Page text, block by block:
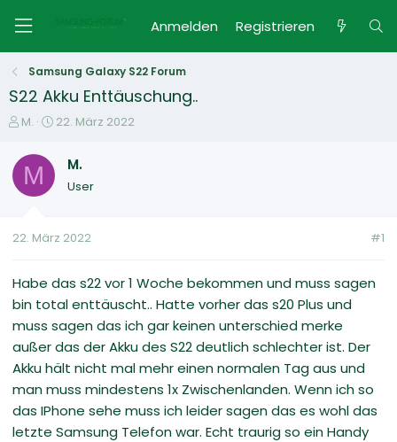
Anmelden Registrieren
Samsung Galaxy S22 Forum
S22 Akku Enttäuschung..
E
s
e
e
M.
E
t
m
22. März 2022
M M.
User
22. März 2022 #1
Habe das s22 vor 1 Woche bekommen und muss sagen
bin total enttäuscht.. Hatte vorher das s20 Plus und
muss sagen das ich gar keinen unterschied merke
außer das der Akku des S22 deutlich schlechter ist. Der
Akku hält nicht mal mehr einen normalen Tag aus und
man muss mindestens 1x Zwischenlanden. Wenn ich so
das IPhone sehe muss ich leider sagen das es wohl das
letzte Samsung Telefon war. Echt traurig so ein Handy